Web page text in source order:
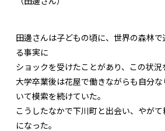
田邊さんは子どもの頃に、世界の森林
る事実に
ショックを受けたことがあり、この状況
大学卒業後は花屋で働きながらも自分
いて模索を続けていた。
こうしたなかで下川町と出会い、やが
になった。